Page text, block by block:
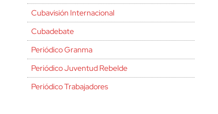
Cubavisión Internacional
Cubadebate
Periódico Granma
Periódico Juventud Rebelde
Periódico Trabajadores